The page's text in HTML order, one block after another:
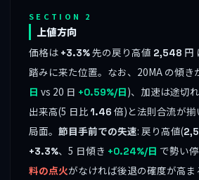
SECTION 2
上値方向
価格は +3.3%先の戻り高値 2,548 円
踏みに来た位置。なお、20MA の傾き
日 vs 20 日 +0.59%/日)、加速は途切
出来高(5 日比1.46 倍)と法則合流が
局面。 節目手前での失速: 戻り高値(
+3.3%、5 日傾き +0.24%/日 で勢い停
料の点火がなければ後退の確度が高